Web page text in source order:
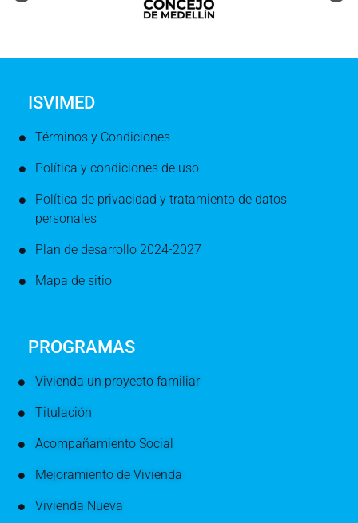
ISVIMED
Términos y Condiciones
Política y condiciones de uso
Política de privacidad y tratamiento de datos
personales
Plan de desarrollo 2024-2027
Mapa de sitio
PROGRAMAS
Vivienda un proyecto familiar
Titulación
Acompañamiento Social
Mejoramiento de Vivienda
Vivienda Nueva